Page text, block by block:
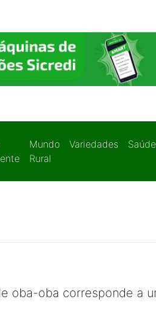
Mundo
Rural
Variedades Saúde
oba-oba corresponde a